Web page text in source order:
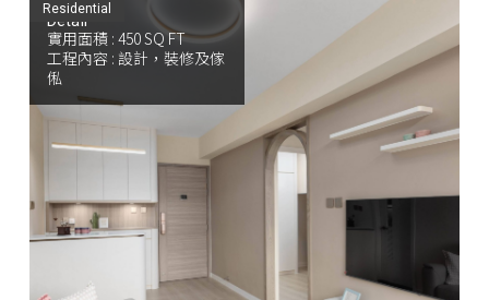
Residential
Detail
實用面積 : 450 SQ FT
工程內容 : 設計，裝修及傢
俬